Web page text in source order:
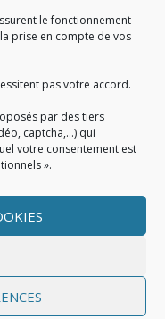
le fonctionnement
prise en compte de vos
pas votre accord.
par des tiers
captcha,...) qui
votre consentement est
».